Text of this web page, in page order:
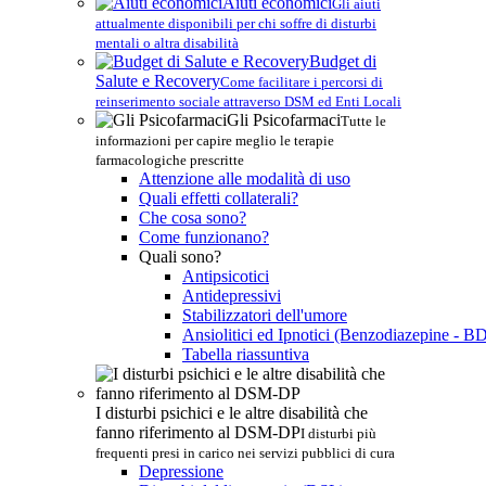
Gli aiuti
attualmente disponibili per chi soffre di disturbi
mentali o altra disabilità
Budget di
Salute e RecoveryCome facilitare i percorsi di
reinserimento sociale attraverso DSM ed Enti Locali
Gli PsicofarmaciTutte le
informazioni per capire meglio le terapie
farmacologiche prescritte
Attenzione alle modalità di uso
Quali effetti collaterali?
Che cosa sono?
Come funzionano?
Quali sono?
Antipsicotici
Antidepressivi
Stabilizzatori dell'umore
Ansiolitici ed Ipnotici (Benzodiazepine -
Tabella riassuntiva
I disturbi psichici e le altre disabilità che
fanno riferimento al DSM-DPI disturbi più
frequenti presi in carico nei servizi pubblici di cura
Depressione